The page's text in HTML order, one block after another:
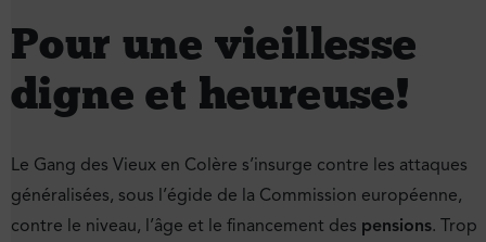
Pour une vieillesse
digne et heureuse !
Le Gang des Vieux en Colère s’insurge contre les attaques
généralisées, sous l’égide de la Commission européenne,
contre le niveau, l’âge et le financement des pensions. Trop